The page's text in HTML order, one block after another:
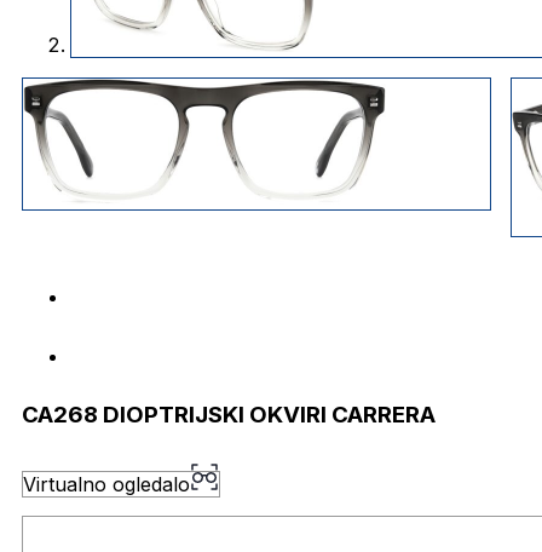
CA268 DIOPTRIJSKI OKVIRI CARRERA
Virtualno ogledalo